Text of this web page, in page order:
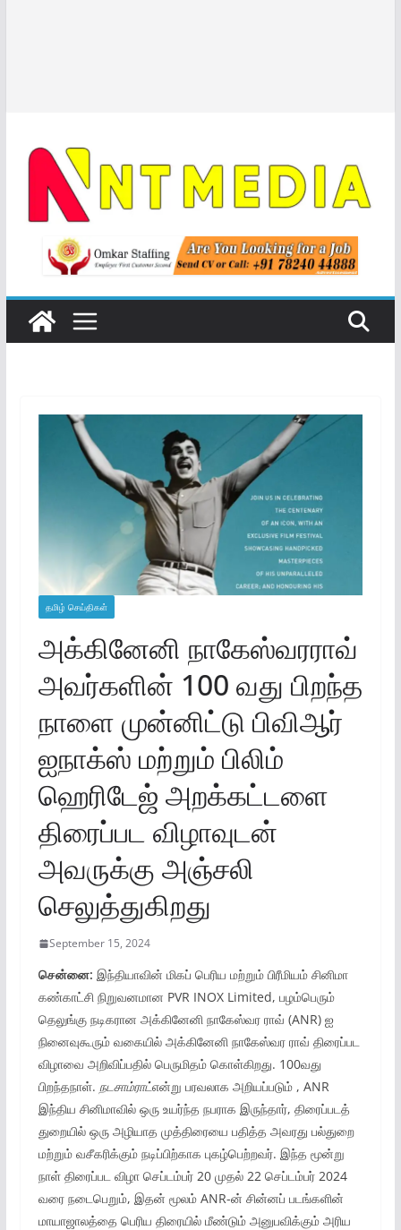
தமிழ் செய்திகள்
அக்கினேனி நாகேஸ்வரராவ்
அவர்களின் 100 வது பிறந்த
நாளை முன்னிட்டு பிவிஆர்
ஐநாக்ஸ் மற்றும் பிலிம்
ஹெரிடேஜ் அறக்கட்டளை
திரைப்பட விழாவுடன்
அவருக்கு அஞ்சலி
செலுத்துகிறது
September 15, 2024
சென்னை: இந்தியாவின் மிகப் பெரிய மற்றும் பிரீமியம் சினிமா
கண்காட்சி நிறுவனமான PVR INOX Limited, பழம்பெரும்
தெலுங்கு நடிகரான அக்கினேனி நாகேஸ்வர ராவ் (ANR) ஐ
நினைவுகூரும் வகையில் அக்கினேனி நாகேஸ்வர ராவ் திரைப்பட
விழாவை அறிவிப்பதில் பெருமிதம் கொள்கிறது. 100வது
பிறந்தநாள். நடசாம்ராட்என்று பரவலாக அறியப்படும் , ANR
இந்திய சினிமாவில் ஒரு உயர்ந்த நபராக இருந்தார், திரைப்படத்
துறையில் ஒரு அழியாத முத்திரையை பதித்த அவரது பல்துறை
மற்றும் வசீகரிக்கும் நடிப்பிற்காக புகழ்பெற்றவர். இந்த மூன்று
நாள் திரைப்பட விழா செப்டம்பர் 20 முதல் 22 செப்டம்பர் 2024
வரை நடைபெறும், இதன் மூலம் ANR-ன் சின்னப் படங்களின்
மாயாஜாலத்தை பெரிய திரையில் மீண்டும் அனுபவிக்கும் அரிய